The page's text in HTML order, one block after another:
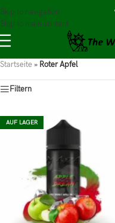
Skip to navigation
Skip to main content
Startseite » Roter Apfel
Filtern
AUF LAGER